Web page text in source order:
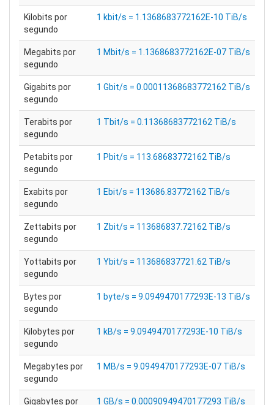
Kilobits por
segundo
1 kbit/s = 1.1368683772162E-10 TiB/s
Megabits por
segundo
1 Mbit/s = 1.1368683772162E-07 TiB/s
Gigabits por
segundo
1 Gbit/s = 0.00011368683772162 TiB/s
Terabits por
segundo
1 Tbit/s = 0.11368683772162 TiB/s
Petabits por
segundo
1 Pbit/s = 113.68683772162 TiB/s
Exabits por
segundo
1 Ebit/s = 113686.83772162 TiB/s
Zettabits por
segundo
1 Zbit/s = 113686837.72162 TiB/s
Yottabits por
segundo
1 Ybit/s = 113686837721.62 TiB/s
Bytes por
segundo
1 byte/s = 9.0949470177293E-13 TiB/s
Kilobytes por
segundo
1 kB/s = 9.0949470177293E-10 TiB/s
Megabytes por
segundo
1 MB/s = 9.0949470177293E-07 TiB/s
Gigabytes por
1 GB/s = 0.00090949470177293 TiB/s